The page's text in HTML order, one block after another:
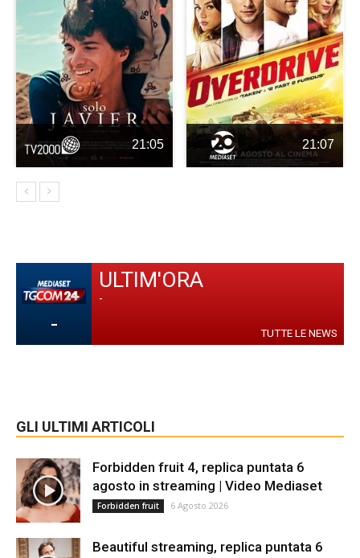
21:05 21:07
-
ULTIM'ORA
-
TUTTE LE NEWS
GLI ULTIMI ARTICOLI
Forbidden fruit 4, replica puntata 6
agosto in streaming | Video Mediaset
Forbidden fruit 6 Agosto 2026
Beautiful streaming, replica puntata 6